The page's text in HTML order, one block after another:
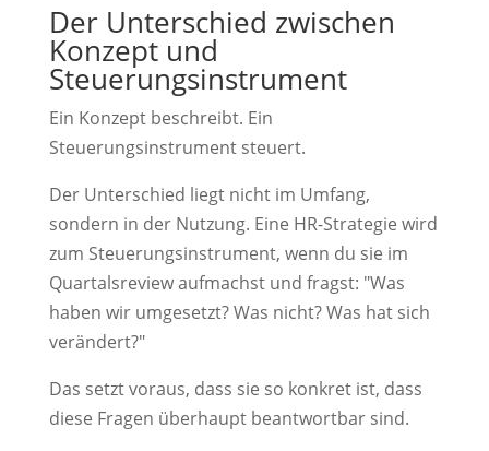
Der Unterschied zwischen
Konzept und
Steuerungsinstrument
Ein Konzept beschreibt. Ein
Steuerungsinstrument steuert.
Der Unterschied liegt nicht im Umfang,
sondern in der Nutzung. Eine HR-Strategie wird
zum Steuerungsinstrument, wenn du sie im
Quartalsreview aufmachst und fragst: "Was
haben wir umgesetzt? Was nicht? Was hat sich
verändert?"
Das setzt voraus, dass sie so konkret ist, dass
diese Fragen überhaupt beantwortbar sind.